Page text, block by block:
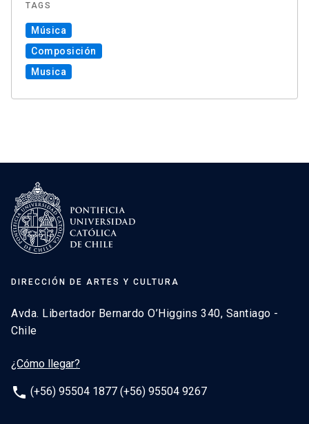
TAGS
Música
Composición
Musica
DIRECCIÓN DE ARTES Y CULTURA
Avda. Libertador Bernardo O’Higgins 340, Santiago -
Chile
¿Cómo llegar?
phone (+56) 95504 1877 (+56) 95504 9267